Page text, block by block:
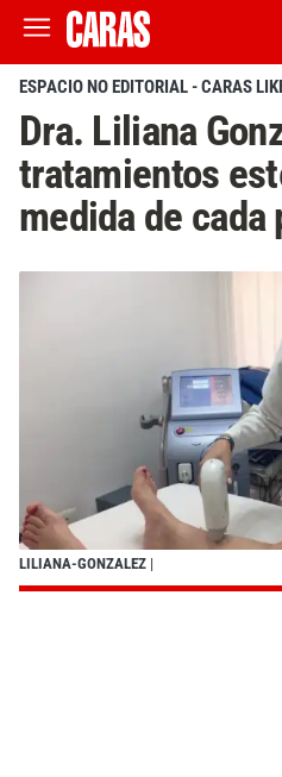
ESPACIO NO EDITORIAL - CARAS
Dra. Liliana
tratamientos
medida de cada
LILIANA-GONZALEZ |